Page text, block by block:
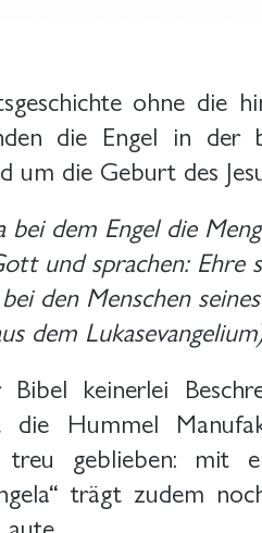
ohne die
die Engel in der
die Geburt des
bei dem Engel die
und sprachen:
den Menschen
dem
keinerlei
die Hummel
treu geblieben: mit
trägt zudem